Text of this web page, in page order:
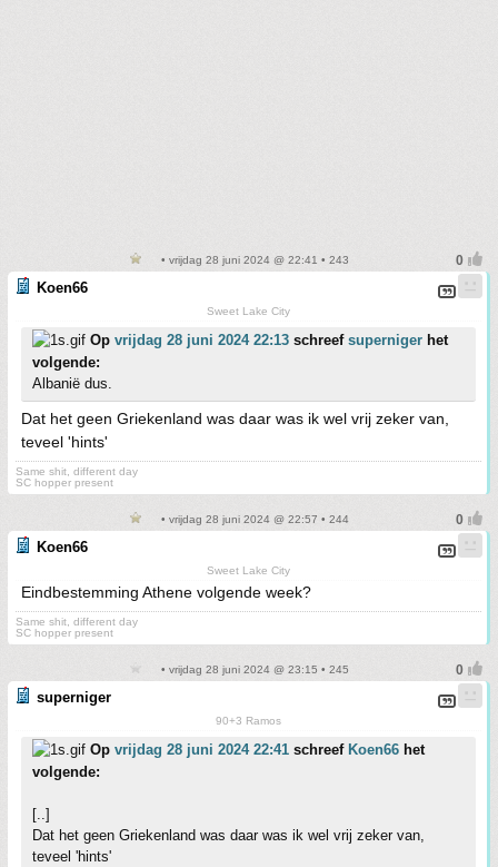
• vrijdag 28 juni 2024 @ 22:41 • 243
Koen66
Sweet Lake City
Op vrijdag 28 juni 2024 22:13 schreef superniger het
volgende:
Albanië dus.
Dat het geen Griekenland was daar was ik wel vrij zeker van,
teveel 'hints'
Same shit, different day
SC hopper present
• vrijdag 28 juni 2024 @ 22:57 • 244
Koen66
Sweet Lake City
Eindbestemming Athene volgende week?
Same shit, different day
SC hopper present
• vrijdag 28 juni 2024 @ 23:15 • 245
superniger
90+3 Ramos
Op vrijdag 28 juni 2024 22:41 schreef Koen66 het
volgende:
[..]
Dat het geen Griekenland was daar was ik wel vrij zeker van,
teveel 'hints'